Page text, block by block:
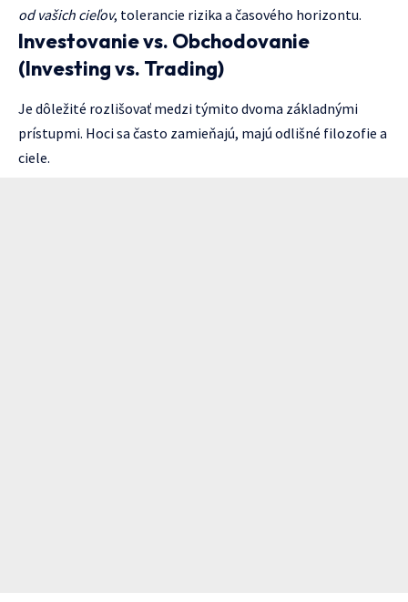
od vašich cieľov, tolerancie rizika a časového horizontu.
Investovanie vs. Obchodovanie
(Investing vs. Trading)
Je dôležité rozlišovať medzi týmito dvoma základnými
prístupmi. Hoci sa často zamieňajú, majú odlišné filozofie a
ciele.